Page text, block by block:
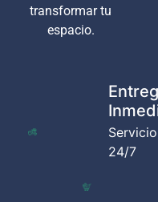
transformar tu
espacio.
Servicio
24/7